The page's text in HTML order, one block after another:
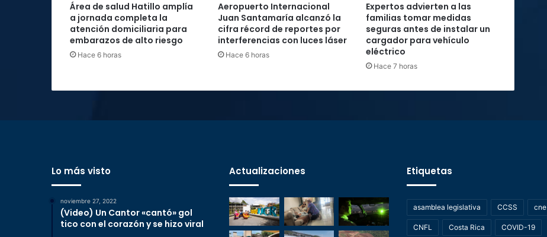
Área de salud Hatillo amplía
a jornada completa la
atención domiciliaria para
embarazos de alto riesgo
Hace 6 horas
Aeropuerto Internacional
Juan Santamaría alcanzó la
cifra récord de reportes por
interferencias con luces láser
Hace 6 horas
Expertos advierten a las
familias tomar medidas
seguras antes de instalar un
cargador para vehículo
eléctrico
Hace 7 horas
Lo más visto
noviembre 27, 2022
(Video) Un Cantor «cantó» gol
tico con el corazón y se hizo viral
Actualizaciones Etiquetas
asamblea legislativa CCSS cne
CNFL Costa Rica COVID-19